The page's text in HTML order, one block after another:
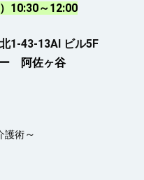
10:30～12:00
1-43-13AI ビル5F
阿佐ヶ谷
護術～